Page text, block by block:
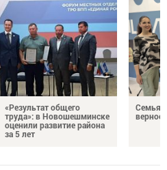
«Результат общего
труда»: в Новошешминске
оценили развитие района
за 5 лет
Семья